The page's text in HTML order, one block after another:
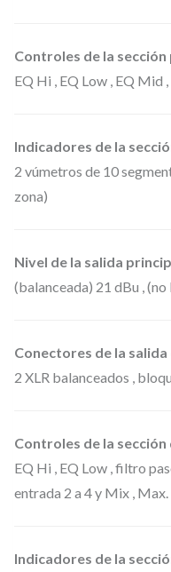
Controles de la
EQ Hi , EQ Low , EQ Mid
Indicadores de la
2 vúmetros de 10
zona)
Nivel de la salida
(balanceada) 21 dBu ,
Conectores de la salida
2 XLR balanceados ,
Controles de la sección
EQ Hi , EQ Low , filtro
entrada 2 a 4 y Mix ,
Indicadores de la